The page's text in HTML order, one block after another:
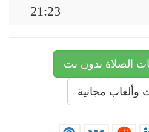
21:23
الصلاة بدون نت
وألعاب مجانية